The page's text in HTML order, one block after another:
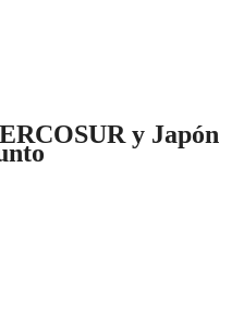
y Japón